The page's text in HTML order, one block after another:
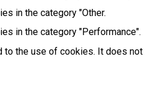
in the category "Other.
in the category "Performance".
to the use of cookies. It does not